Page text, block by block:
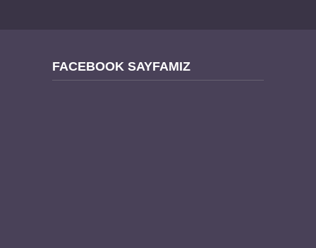
FACEBOOK SAYFAMIZ